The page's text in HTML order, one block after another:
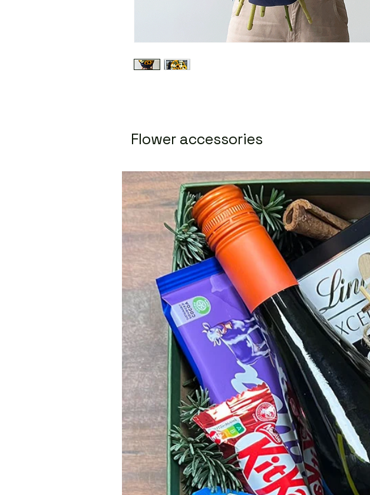
Flower accessories